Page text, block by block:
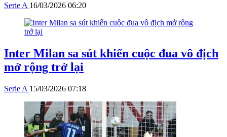
Serie A 16/03/2026 06:20
Inter Milan sa sút khiến cuộc đua vô địch
mở rộng trở lại
Serie A 15/03/2026 07:18